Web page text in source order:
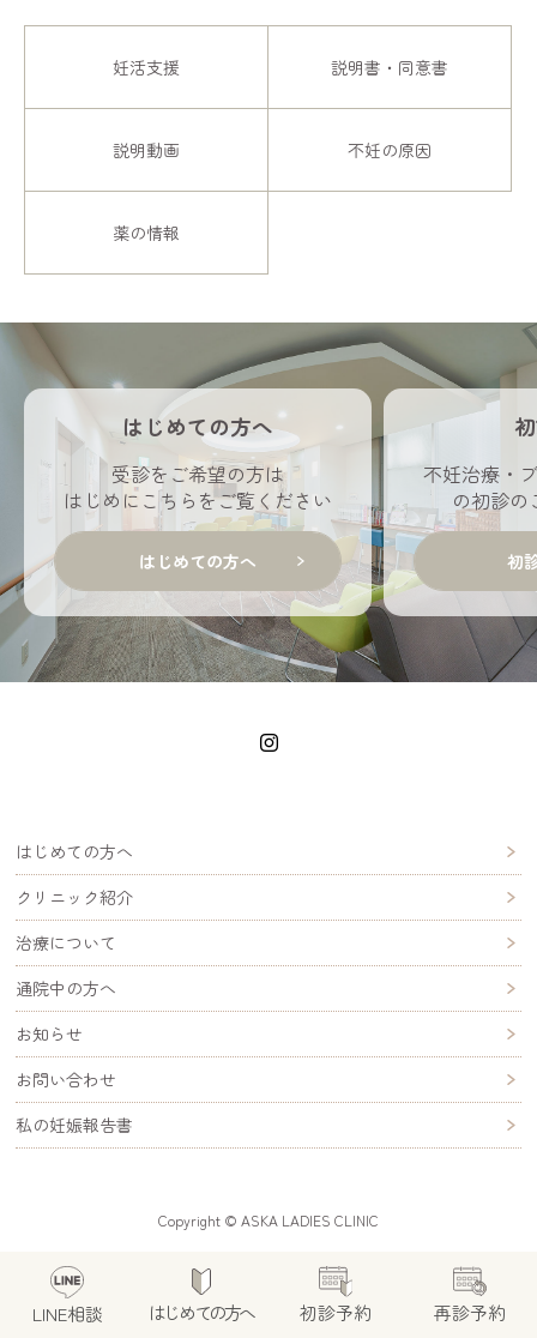
妊活支援 説明書・同意書
説明動画 不妊の原因
薬の情報
はじめての方へ
受診をご希望の方は
はじめにこちらをご覧ください
はじめての方へ
不妊治療・
の初診の
初
はじめての方へ
クリニック紹介
治療について
通院中の方へ
お知らせ
お問い合わせ
私の妊娠報告書
Copyright © ASKA LADIES CLINIC